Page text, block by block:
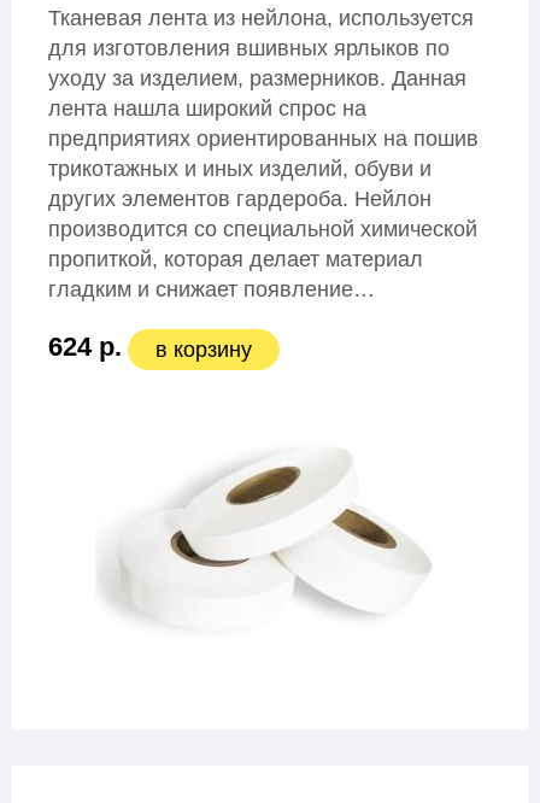
Тканевая лента из нейлона, используется
для изготовления вшивных ярлыков по
уходу за изделием, размерников. Данная
лента нашла широкий спрос на
предприятиях ориентированных на пошив
трикотажных и иных изделий, обуви и
других элементов гардероба. Нейлон
производится со специальной химической
пропиткой, которая делает материал
гладким и снижает появление…
624 р. в корзину